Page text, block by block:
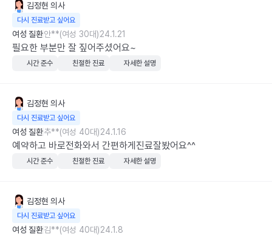
김정현 의사
다시 진료받고 싶어요
여성 질환안**(여성 30대)24.1.21
필요한 부분만 잘 짚어주셨어요~
시간 준수 친절한 진료 자세한 설명
김정현 의사
다시 진료받고 싶어요
여성 질환추**(여성 40대)24.1.16
예약하고 바로전화와서 간편하게진료잘봤어요^^
시간 준수 친절한 진료 자세한 설명
김정현 의사
다시 진료받고 싶어요
여성 질환김**(여성 40대)24.1.8